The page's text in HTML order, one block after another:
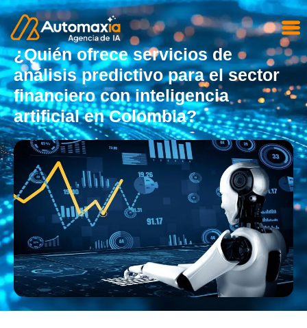
¿Quién ofrece servicios de
análisis predictivo para el sector
financiero con inteligencia
artificial en Colombia?